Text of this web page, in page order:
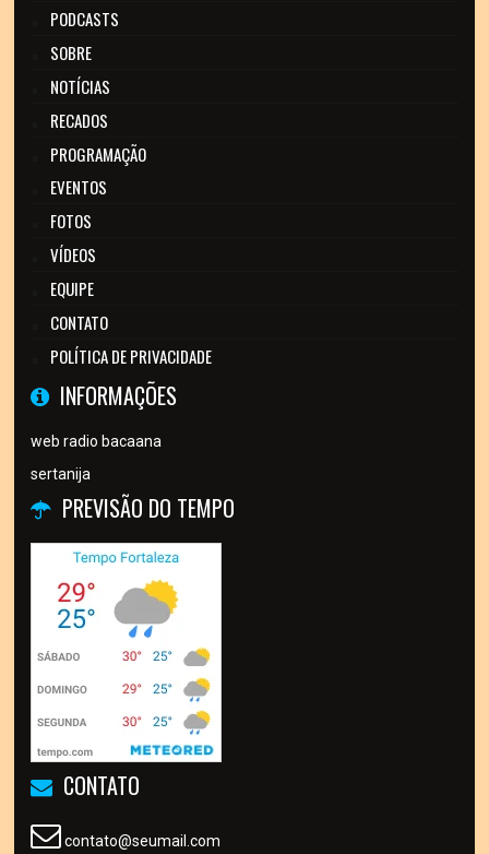
PODCASTS
SOBRE
NOTÍCIAS
RECADOS
PROGRAMAÇÃO
EVENTOS
FOTOS
VÍDEOS
EQUIPE
CONTATO
POLÍTICA DE PRIVACIDADE
INFORMAÇÕES
web radio bacaana
sertanija
PREVISÃO DO TEMPO
CONTATO
contato@seumail.com